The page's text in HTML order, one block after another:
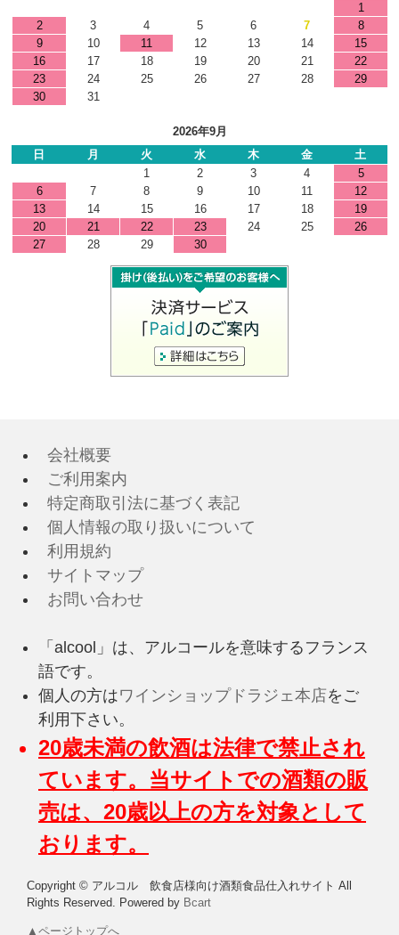
1
2
3 4 5 6 7
8
9
10 11 12 13 14
15
16
17 18 19 20 21
22
23
24 25 26 27 28
29
30
31
2026年9月
日
月 火 水 木 金
土
1
2 3 4
5
6
7 8 9 10 11
12
13
14 15 16 17 18
19
20
21 22 23 24 25
26
27
28 29 30
会社概要
ご利用案内
特定商取引法に基づく表記
個人情報の取り扱いについて
利用規約
サイトマップ
お問い合わせ
「alcool」は、アルコールを意味するフランス
語です。
個人の方はワインショップドラジェ本店をご
利用下さい。
20歳未満の飲酒は法律で禁止され
ています。当サイトでの酒類の販
売は、20歳以上の方を対象として
おります。
Copyright © アルコル 飲食店様向け酒類食品仕入れサイト All
Rights Reserved. Powered by Bcart
▲ページトップへ